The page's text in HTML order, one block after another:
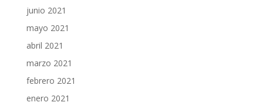
junio 2021
mayo 2021
abril 2021
marzo 2021
febrero 2021
enero 2021